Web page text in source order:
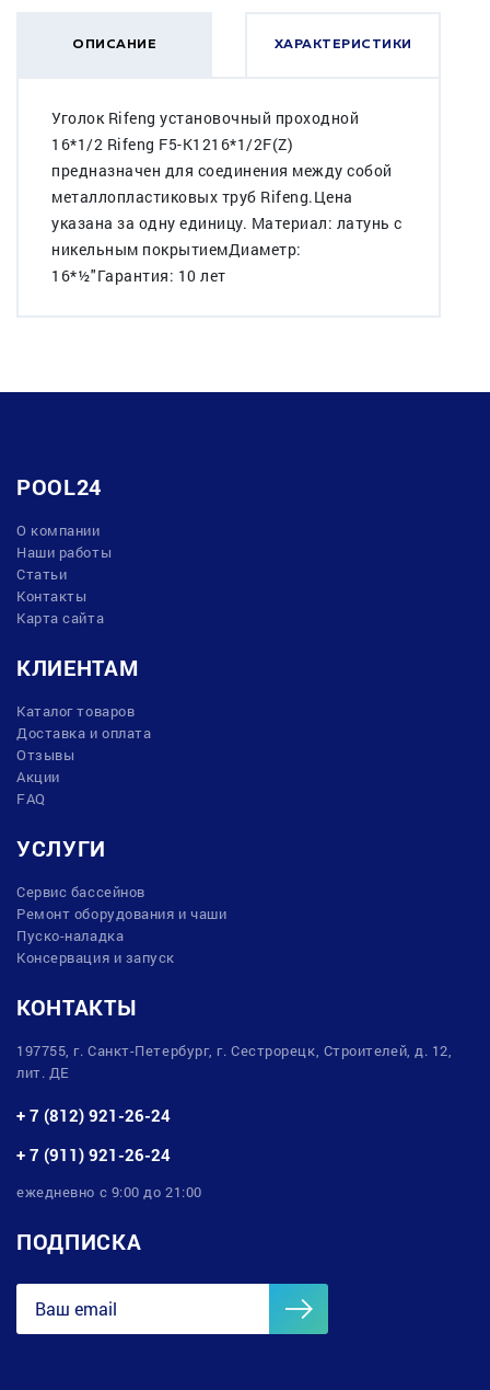
ОПИСАНИЕ ХАРАКТЕРИСТИКИ
Уголок Rifeng установочный проходной
16*1/2 Rifeng F5-K1216*1/2F(Z)
предназначен для соединения между собой
металлопластиковых труб Rifeng.Цена
указана за одну единицу. Материал: латунь с
никельным покрытиемДиаметр:
16*½"Гарантия: 10 лет
POOL24
О компании
Наши работы
Статьи
Контакты
Карта сайта
КЛИЕНТАМ
Каталог товаров
Доставка и оплата
Отзывы
Акции
FAQ
УСЛУГИ
Сервис бассейнов
Ремонт оборудования и чаши
Пуско-наладка
Консервация и запуск
КОНТАКТЫ
197755, г. Санкт-Петербург, г. Сестрорецк, Строителей, д. 12,
лит. ДЕ
+ 7 (812) 921-26-24
+ 7 (911) 921-26-24
ежедневно с 9:00 до 21:00
ПОДПИСКА